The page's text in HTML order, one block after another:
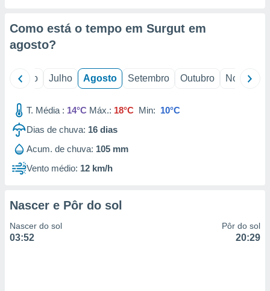
através
estudos
de
Como está o tempo em Surgut em
agosto?
Junho Julho Agosto Setembro Outubro Novembro
T. Média : 14°C Máx.: 18°C Min: 10°C
Dias de chuva: 16 dias
Acum. de chuva: 105 mm
Vento médio: 12 km/h
Nascer e Pôr do sol
Nascer do sol
03:52
Pôr do sol
20:29